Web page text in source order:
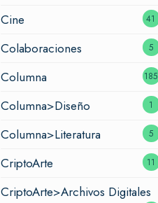
Cine 41
Colaboraciones 5
Columna 185
Columna>Diseño 1
Columna>Literatura 5
CriptoArte 11
CriptoArte>Archivos Digitales